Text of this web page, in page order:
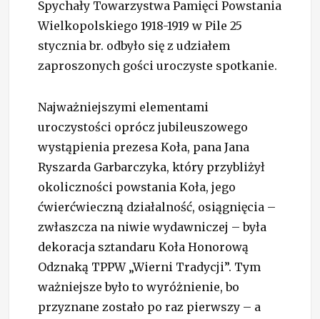
Spychały Towarzystwa Pamięci Powstania
Wielkopolskiego 1918-1919 w Pile 25
stycznia br. odbyło się z udziałem
zaproszonych gości uroczyste spotkanie.
Najważniejszymi elementami
uroczystości oprócz jubileuszowego
wystąpienia prezesa Koła, pana Jana
Ryszarda Garbarczyka, który przybliżył
okoliczności powstania Koła, jego
ćwierćwieczną działalność, osiągnięcia –
zwłaszcza na niwie wydawniczej – była
dekoracja sztandaru Koła Honorową
Odznaką TPPW „Wierni Tradycji”. Tym
ważniejsze było to wyróżnienie, bo
przyznane zostało po raz pierwszy – a